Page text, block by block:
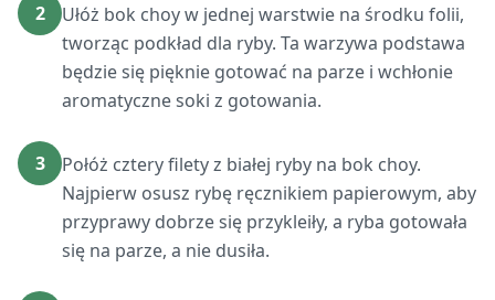
2
Ułóż bok choy w jednej warstwie na środku folii,
tworząc podkład dla ryby. Ta warzywa podstawa
będzie się pięknie gotować na parze i wchłonie
aromatyczne soki z gotowania.
3
Połóż cztery filety z białej ryby na bok choy.
Najpierw osusz rybę ręcznikiem papierowym, aby
przyprawy dobrze się przykleiły, a ryba gotowała
się na parze, a nie dusiła.